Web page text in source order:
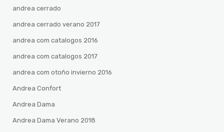
andrea cerrado
andrea cerrado verano 2017
andrea com catalogos 2016
andrea com catalogos 2017
andrea com otoño invierno 2016
Andrea Confort
Andrea Dama
Andrea Dama Verano 2018